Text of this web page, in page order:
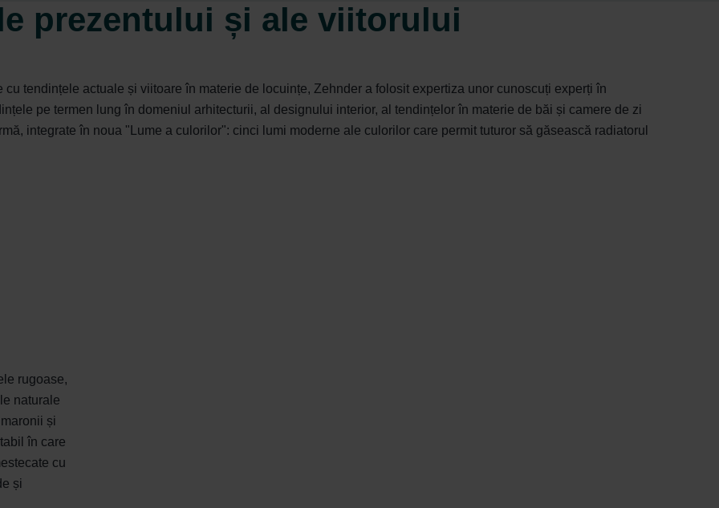
prezentului și ale viitorului
tendințele actuale și viitoare în materie de locuințe, Zehnder a folosit expertiza unor cunoscuți experți în
pe termen lung în domeniul arhitecturii, al designului interior, al tendințelor în materie de băi și camere de zi
integrate în noua "Lume a culorilor": cinci lumi moderne ale culorilor care permit tuturor să găsească radiatorul
rugoase,
naturale
și
în care
cu
și